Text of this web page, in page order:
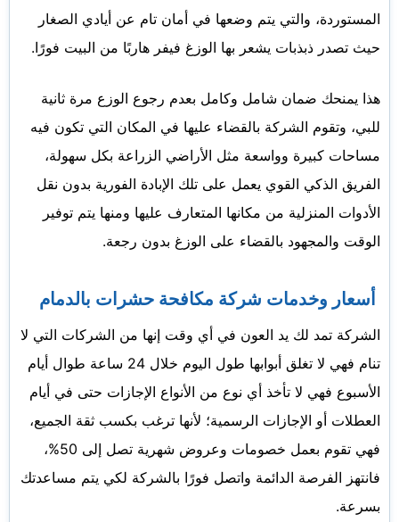
المستوردة، والتي يتم وضعها في أمان تام عن أيادي الصغار
حيث تصدر ذبذبات يشعر بها الوزغ فيفر هاربًا من البيت فورًا.
هذا يمنحك ضمان شامل وكامل بعدم رجوع الوزع مرة ثانية
للبي، وتقوم الشركة بالقضاء عليها في المكان التي تكون فيه
مساحات كبيرة وواسعة مثل الأراضي الزراعة بكل سهولة،
الفريق الذكي القوي يعمل على تلك الإبادة الفورية بدون نقل
الأدوات المنزلية من مكانها المتعارف عليها ومنها يتم توفير
الوقت والمجهود بالقضاء على الوزغ بدون رجعة.
أسعار وخدمات شركة مكافحة حشرات بالدمام
الشركة تمد لك يد العون في أي وقت إنها من الشركات التي لا
تنام فهي لا تغلق أبوابها طول اليوم خلال 24 ساعة طوال أيام
الأسبوع فهي لا تأخذ أي نوع من الأنواع الإجازات حتى في أيام
العطلات أو الإجازات الرسمية؛ لأنها ترغب بكسب ثقة الجميع،
فهي تقوم بعمل خصومات وعروض شهرية تصل إلى 50%،
فانتهز الفرصة الدائمة واتصل فورًا بالشركة لكي يتم مساعدتك
بسرعة.